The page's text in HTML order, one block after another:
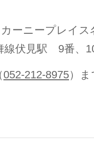
ーニープレイス
線伏見駅 9番、
052-212-8975）